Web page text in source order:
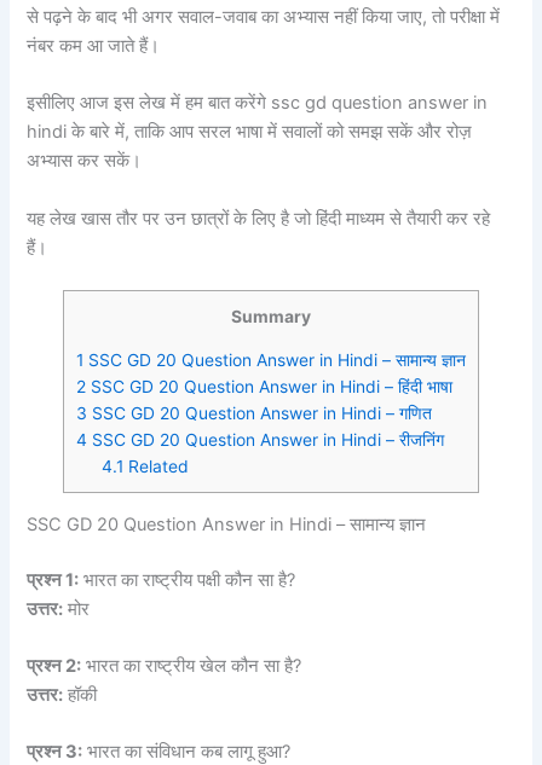
से पढ़ने के बाद भी अगर सवाल-जवाब का अभ्यास नहीं किया जाए, तो परीक्षा में
नंबर कम आ जाते हैं।
इसीलिए आज इस लेख में हम बात करेंगे ssc gd question answer in
hindi के बारे में, ताकि आप सरल भाषा में सवालों को समझ सकें और रोज़
अभ्यास कर सकें।
यह लेख खास तौर पर उन छात्रों के लिए है जो हिंदी माध्यम से तैयारी कर रहे
हैं।
Summary
1 SSC GD 20 Question Answer in Hindi – सामान्य ज्ञान
2 SSC GD 20 Question Answer in Hindi – हिंदी भाषा
3 SSC GD 20 Question Answer in Hindi – गणित
4 SSC GD 20 Question Answer in Hindi – रीजनिंग
4.1 Related
SSC GD 20 Question Answer in Hindi – सामान्य ज्ञान
प्रश्न 1: भारत का राष्ट्रीय पक्षी कौन सा है?
उत्तर: मोर
प्रश्न 2: भारत का राष्ट्रीय खेल कौन सा है?
उत्तर: हॉकी
प्रश्न 3: भारत का संविधान कब लागू हुआ?